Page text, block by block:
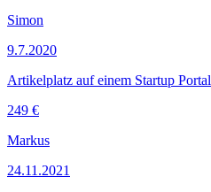
Simon
9.7.2020
Artikelplatz auf einem Startup Portal
249 €
Markus
24.11.2021